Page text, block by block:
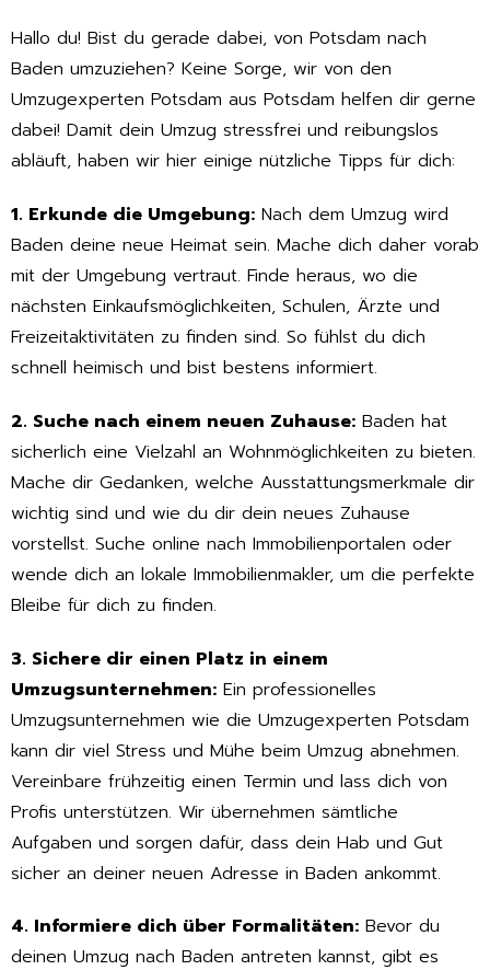
Hallo du! Bist du gerade dabei, von Potsdam nach
Baden umzuziehen? Keine Sorge, wir von den
Umzugexperten Potsdam aus Potsdam helfen dir gerne
dabei! Damit dein Umzug stressfrei und reibungslos
abläuft, haben wir hier einige nützliche Tipps für dich:
1. Erkunde die Umgebung: Nach dem Umzug wird
Baden deine neue Heimat sein. Mache dich daher vorab
mit der Umgebung vertraut. Finde heraus, wo die
nächsten Einkaufsmöglichkeiten, Schulen, Ärzte und
Freizeitaktivitäten zu finden sind. So fühlst du dich
schnell heimisch und bist bestens informiert.
2. Suche nach einem neuen Zuhause: Baden hat
sicherlich eine Vielzahl an Wohnmöglichkeiten zu bieten.
Mache dir Gedanken, welche Ausstattungsmerkmale dir
wichtig sind und wie du dir dein neues Zuhause
vorstellst. Suche online nach Immobilienportalen oder
wende dich an lokale Immobilienmakler, um die perfekte
Bleibe für dich zu finden.
3. Sichere dir einen Platz in einem
Umzugsunternehmen: Ein professionelles
Umzugsunternehmen wie die Umzugexperten Potsdam
kann dir viel Stress und Mühe beim Umzug abnehmen.
Vereinbare frühzeitig einen Termin und lass dich von
Profis unterstützen. Wir übernehmen sämtliche
Aufgaben und sorgen dafür, dass dein Hab und Gut
sicher an deiner neuen Adresse in Baden ankommt.
4. Informiere dich über Formalitäten: Bevor du
deinen Umzug nach Baden antreten kannst, gibt es